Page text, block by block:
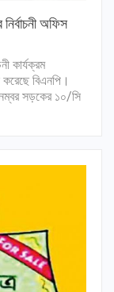
অফিস
কার্যক্রম
বিএনপি।
নম্বর সড়কের ১০/সি